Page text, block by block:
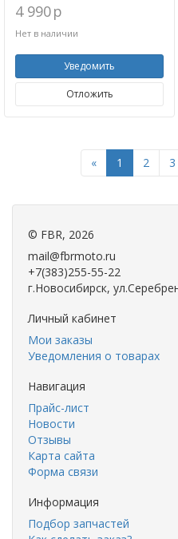
4 990p
Нет в наличии
Уведомить
Отложить
«Previous
1 2 3
© FBR, 2026
mail@fbrmoto.ru
+7(383)255-55-22
г.Новосибирск,
Личный кабинет
Мои заказы
Уведомления о товарах
Навигация
Прайс-лист
Новости
Отзывы
Карта сайта
Форма связи
Информация
Подбор запчастей